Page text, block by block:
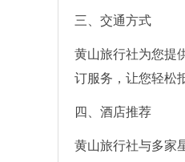
三、交通方式
黄山旅行社为您提
订服务，让您轻松
四、酒店推荐
黄山旅行社与多家